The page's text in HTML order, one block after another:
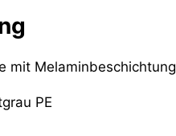
mit Melaminbeschichtung
PE